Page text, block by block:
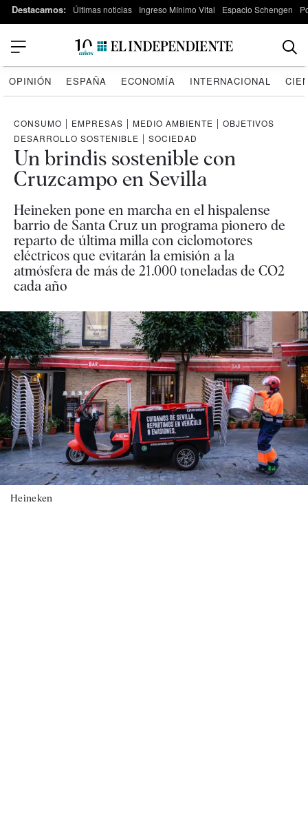
Destacamos: Últimas noticias Ingreso Mínimo Vital Espacio Schengen
OPINIÓN ESPAÑA ECONOMÍA INTERNACIONAL
CONSUMO | EMPRESAS | MEDIO AMBIENTE | OBJETIVOS
DESARROLLO SOSTENIBLE | SOCIEDAD
Un brindis sostenible con
Cruzcampo en Sevilla
Heineken pone en marcha en el hispalense
barrio de Santa Cruz un programa pionero de
reparto de última milla con ciclomotores
eléctricos que evitarán la emisión a la
atmósfera de más de 21.000 toneladas de CO2
cada año
Heineken